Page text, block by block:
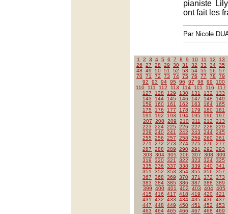
pianiste
ont fait les
Par Nicole
1 2 3 4 5 6 7 8 9 10 11 12
13
26
27 28 29 30 31 32 33 34 35
48
49 50 51 52 53 54 55 56
57
70 71 72 73 74 75 76 77 78
79
92
93 94 95 96 97 98 99
100
110
111 112 113 114 115 116
117
127
128 129 130 131 132
133
143
144 145 146 147 148
149
159
160 161 162 163 164
165
175
176 177 178 179 180
181
191
192 193 194 195 196
197
207
208 209 210 211 212
213
223
224 225 226 227 228
229
239
240 241 242 243 244 245
255
256 257 258 259 260 261
271
272 273 274 275 276
277
287
288 289 290 291 292
293
303
304 305 306 307 308
309
319
320 321 322 323 324 325
335
336 337 338 339 340 341
351
352 353 354 355 356
357
367
368 369 370 371 372
373
383
384 385 386 387 388
389
399
400 401 402 403 404 405
415
416 417 418 419 420 421
431
432 433 434 435 436
437
447
448 449 450 451 452
453
463
464 465 466 467 468 469